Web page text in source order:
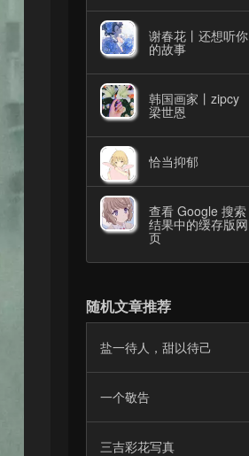
谢春花丨还想听你
的故事
韩国画家丨zipcy
梁世恩
恰当抑郁
查看 Google 搜索
结果中的缓存版网
页
随机文章推荐
盐一待人，甜以待己
一个敬告
三吉彩花写真